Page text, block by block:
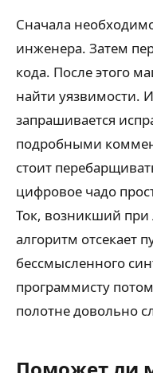
Сначала
инженера. Затем
кода. После этого
найти уязвимости.
запрашивается
подробными
стоит
цифровое чадо
Ток, возникший при
алгоритм отсекает
бессмысленного
программисту
полотне довольно